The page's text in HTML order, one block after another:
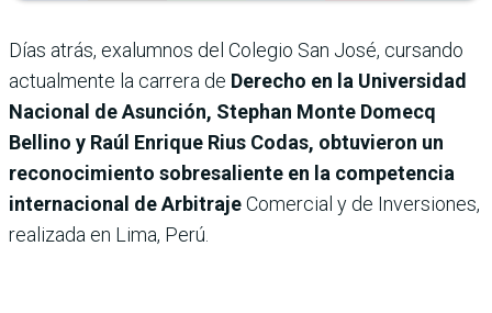
Días atrás, exalumnos del Colegio San José, cursando
actualmente la carrera de Derecho en la Universidad
Nacional de Asunción, Stephan Monte Domecq
Bellino y Raúl Enrique Rius Codas, obtuvieron un
reconocimiento sobresaliente en la competencia
internacional de ArbitrajeComercial y de Inversiones,
realizada en Lima, Perú.